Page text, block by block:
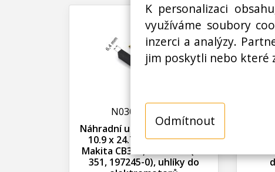
K personalizaci
využíváme soubory
inzerci a analýzy.
jim poskytli nebo které
Odmítnout
N03000209000
Náhradní uhlíky Makita 6.4 x
10.9 x 24.7 mm, sada 2ks,
Makita CB350, 194160-9 (CB
351, 197245-0), uhlíky do